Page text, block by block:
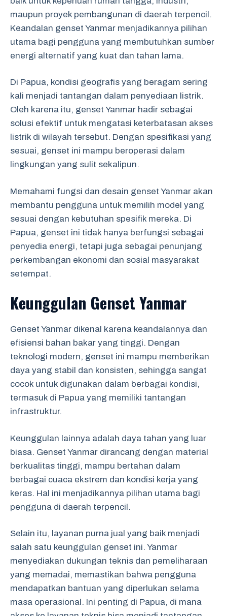
maupun proyek pembangunan di daerah terpencil.
Keandalan genset Yanmar menjadikannya pilihan
utama bagi pengguna yang membutuhkan sumber
energi alternatif yang kuat dan tahan lama.
Di Papua, kondisi geografis yang beragam sering
kali menjadi tantangan dalam penyediaan listrik.
Oleh karena itu, genset Yanmar hadir sebagai
solusi efektif untuk mengatasi keterbatasan akses
listrik di wilayah tersebut. Dengan spesifikasi yang
sesuai, genset ini mampu beroperasi dalam
lingkungan yang sulit sekalipun.
Memahami fungsi dan desain genset Yanmar akan
membantu pengguna untuk memilih model yang
sesuai dengan kebutuhan spesifik mereka. Di
Papua, genset ini tidak hanya berfungsi sebagai
penyedia energi, tetapi juga sebagai penunjang
perkembangan ekonomi dan sosial masyarakat
setempat.
Keunggulan Genset Yanmar
Genset Yanmar dikenal karena keandalannya dan
efisiensi bahan bakar yang tinggi. Dengan
teknologi modern, genset ini mampu memberikan
daya yang stabil dan konsisten, sehingga sangat
cocok untuk digunakan dalam berbagai kondisi,
termasuk di Papua yang memiliki tantangan
infrastruktur.
Keunggulan lainnya adalah daya tahan yang luar
biasa. Genset Yanmar dirancang dengan material
berkualitas tinggi, mampu bertahan dalam
berbagai cuaca ekstrem dan kondisi kerja yang
keras. Hal ini menjadikannya pilihan utama bagi
pengguna di daerah terpencil.
Selain itu, layanan purna jual yang baik menjadi
salah satu keunggulan genset ini. Yanmar
menyediakan dukungan teknis dan pemeliharaan
yang memadai, memastikan bahwa pengguna
mendapatkan bantuan yang diperlukan selama
masa operasional. Ini penting di Papua, di mana